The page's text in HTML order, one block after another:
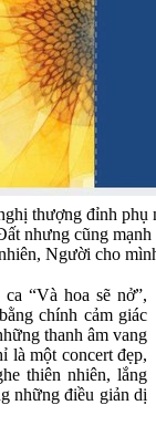
thượng đỉnh
nhưng cũng
Người cho
“Và hoa sẽ nở”,
chính cảm giác
thanh âm vang
là một concert đẹp,
thiên nhiên, lắng
những điều giản dị